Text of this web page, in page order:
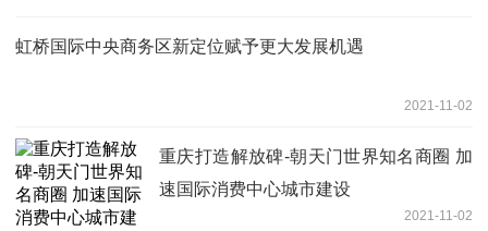
虹桥国际中央商务区新定位赋予更大发展机遇
2021-11-02
重庆打造解放碑-朝天门世界知名商圈 加
速国际消费中心城市建设
2021-11-02